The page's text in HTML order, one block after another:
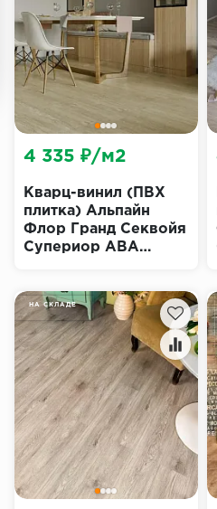
Кварц-винил (ПВХ
плитка) Альпайн
Флор Гранд Секвойя
Супериор ABA
Superior ECO Grand
Sequoia)
4 335 ₽/м2
НА СКЛАДЕ